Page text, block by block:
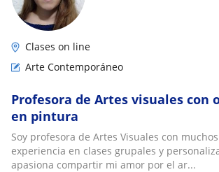
Clases on line
Arte Contemporáneo
Profesora de Artes visuales con
en pintura
Soy profesora de Artes Visuales con
experiencia en clases grupales y
apasiona compartir mi amor por el ar...